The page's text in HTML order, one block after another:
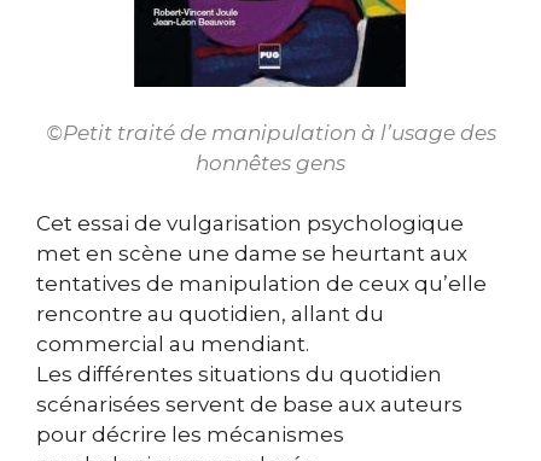
©Petit traité de manipulation à l’usage des
honnêtes gens
Cet essai de vulgarisation psychologique
met en scène une dame se heurtant aux
tentatives de manipulation de ceux qu’elle
rencontre au quotidien, allant du
commercial au mendiant.
Les différentes situations du quotidien
scénarisées servent de base aux auteurs
pour décrire les mécanismes